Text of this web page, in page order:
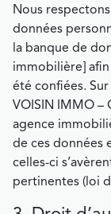
Nous
données
la banque de
immobilière]
été confiées.
VOISIN IMMO –
agence
de ces données
celles-ci
pertinentes (loi